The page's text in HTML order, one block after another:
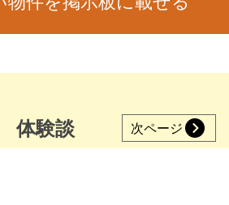
体験談 次ページ